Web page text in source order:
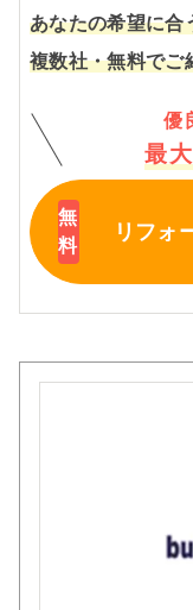
あなたの希望に合
複数社・無料でご
優
最大
リフォ